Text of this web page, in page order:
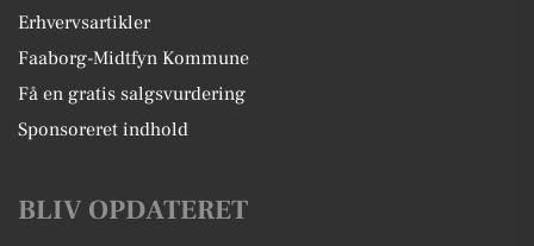
Erhvervsartikler
Faaborg-Midtfyn Kommune
Få en gratis salgsvurdering
Sponsoreret indhold
BLIV OPDATERET